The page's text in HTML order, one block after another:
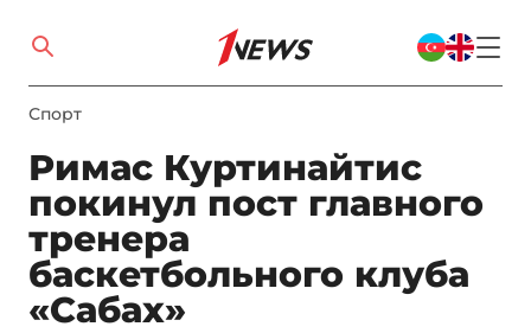
Спорт
Римас Куртинайтис
покинул пост главного
тренера
баскетбольного клуба
«Сабах»